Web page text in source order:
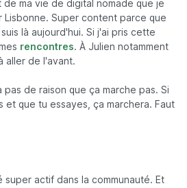
ma vie de digital nomade que je
Lisbonne. Super content parce que
là aujourd'hui. Si j'ai pris cette
rencontres. À Julien notamment
aller de l'avant.
pas de raison que ça marche pas. Si
et que tu essayes, ça marchera. Faut
super actif dans la communauté. Et